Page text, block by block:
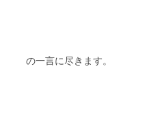
の一言に尽きます。